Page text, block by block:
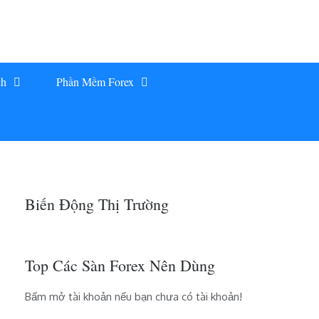
Phần Mềm Forex
Biến Động Thị Trường
Top Các Sàn Forex Nên Dùng
Bấm mở tài khoản nếu bạn chưa có tài khoản!